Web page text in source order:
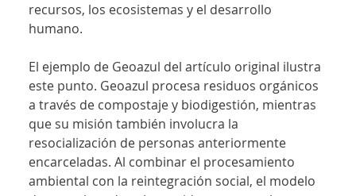
recursos, los ecosistemas y el desarrollo
humano.
El ejemplo de Geoazul del artículo original ilustra
este punto. Geoazul procesa residuos orgánicos
a través de compostaje y biodigestión, mientras
que su misión también involucra la
resocialización de personas anteriormente
encarceladas. Al combinar el procesamiento
ambiental con la reintegración social, el modelo